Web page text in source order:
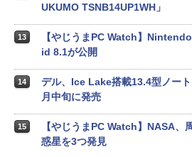
UKUMO TSNB14UP1WH」
13
【やじうまPC Watch】
id 8.1が公開
14
デル、Ice Lake搭載13.4型ノー
月中旬に発売
15
【やじうまPC Watch】NASA、
惑星を3つ発見